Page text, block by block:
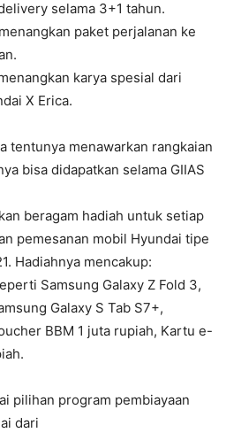
selama 3+1 tahun.
paket perjalanan ke
karya spesial dari
X Erica.
tentunya menawarkan rangkaian
bisa didapatkan selama GIIAS
beragam hadiah untuk setiap
pemesanan mobil Hyundai tipe
Hadiahnya mencakup:
Samsung Galaxy Z Fold 3,
Galaxy S Tab S7+,
BBM 1 juta rupiah, Kartu e-
.
pilihan program pembiayaan
dari